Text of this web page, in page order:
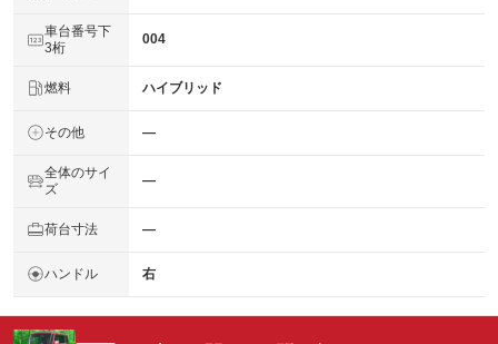
車台番号下
3桁
004
燃料 ハイブリッド
その他 ―
全体のサイ
ズ
―
荷台寸法 ―
ハンドル 右